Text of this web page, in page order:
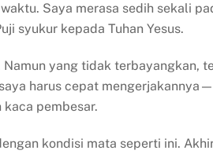
Saya merasa sedih sekali
syukur kepada Tuhan Yesus.
yang tidak terbayangkan,
harus cepat
pembesar.
kondisi mata seperti ini.